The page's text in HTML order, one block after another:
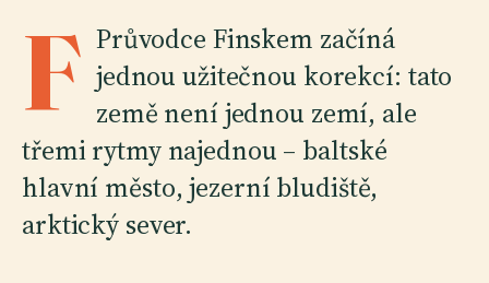
F Průvodce Finskem začíná
jednou užitečnou korekcí: tato
země není jednou zemí, ale
třemi rytmy najednou – baltské
hlavní město, jezerní bludiště,
arktický sever.